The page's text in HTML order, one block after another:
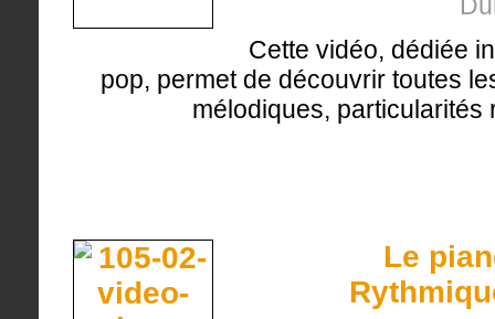
Cette vidéo, dédiée
pop, permet de découvrir toutes
mélodiques, particularités
Le